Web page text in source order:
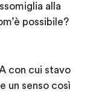
alla
possibile?
con cui stavo
un senso così